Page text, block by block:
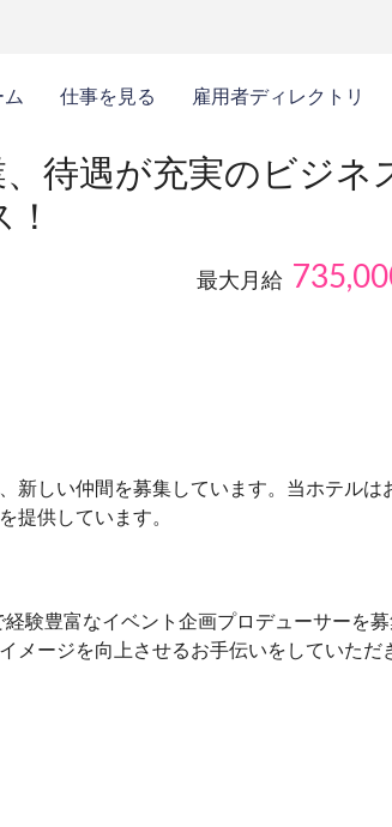
仕事を見る 雇用者ディレクトリ
待遇が充実のビジネ
最大月給
新しい仲間を募集しています。当ホテルは
提供しています。
験豊富なイベント企画プロデューサーを募
メージを向上させるお手伝いをしていただ